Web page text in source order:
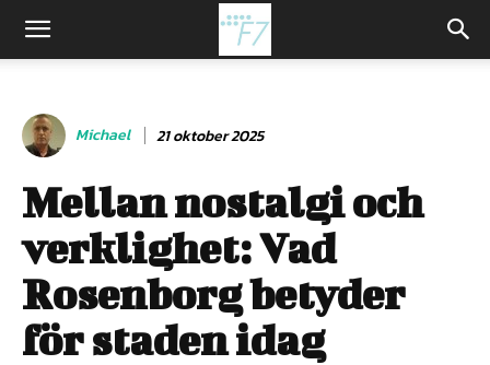
Michael 21 oktober 2025
Mellan nostalgi och
verklighet: Vad
Rosenborg betyder
för staden idag